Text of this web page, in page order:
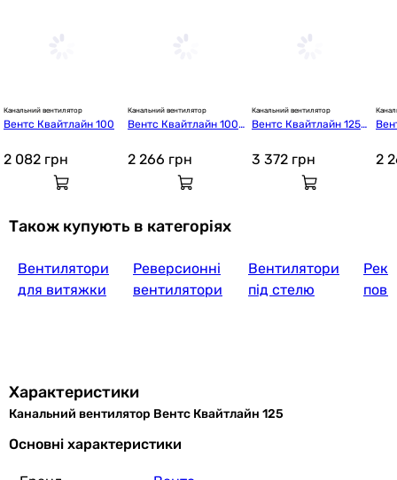
Канальний вентилятор
Вентс Квайтлайн 100
2 082 грн
Канальний вентилятор
Вентс Квайтлайн 100
2 266 грн
Канальний вентилятор
Вентс Квайтлайн 125
3 372 грн 2
Також купують в категоріях
Вентилятори
для витяжки
Реверсионні
вентилятори
Вентилятори
під стелю
Характеристики
Канальний вентилятор Вентс Квайтлайн 125
Основні характеристики